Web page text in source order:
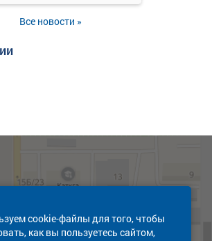
Все новости »
cookie-файлы для того, чтобы
как вы пользуетесь сайтом,